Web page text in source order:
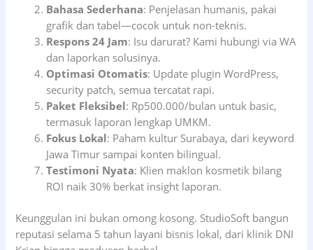
Bahasa Sederhana: Penjelasan humanis, pakai
grafik dan tabel—cocok untuk non-teknis.
Respons 24 Jam: Isu darurat? Kami hubungi via WA
dan laporkan solusinya.
Optimasi Otomatis: Update plugin WordPress,
security patch, semua tercatat rapi.
Paket Fleksibel: Rp500.000/bulan untuk basic,
termasuk laporan lengkap UMKM.
Fokus Lokal: Paham kultur Surabaya, dari keyword
Jawa Timur sampai konten bilingual.
Testimoni Nyata: Klien maklon kosmetik bilang
ROI naik 30% berkat insight laporan.
Keunggulan ini bukan omong kosong. StudioSoft bangun
reputasi selama 5 tahun layani bisnis lokal, dari klinik DNI